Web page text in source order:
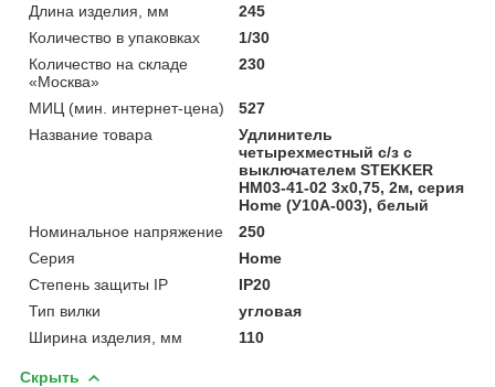
Длина изделия, мм
245
Количество в упаковках
1/30
Количество на складе
«Москва»
230
МИЦ (мин. интернет-цена)
527
Название товара
Удлинитель
четырехместный с/з с
выключателем STEKKER
HM03-41-02 3x0,75, 2м, серия
Home (У10А-003), белый
Номинальное напряжение
250
Серия
Home
Степень защиты IP
IP20
Тип вилки
угловая
Ширина изделия, мм
110
Скрыть